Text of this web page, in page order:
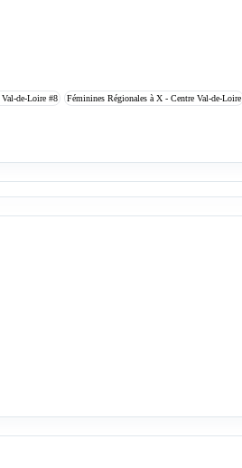
Val-de-Loire #8 Féminines Régionales à X - Centre Val-de-Loire